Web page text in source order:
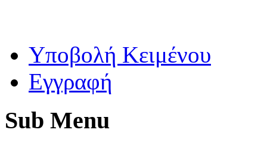
Yποβολή Κειμένου
Εγγραφή
Sub Menu